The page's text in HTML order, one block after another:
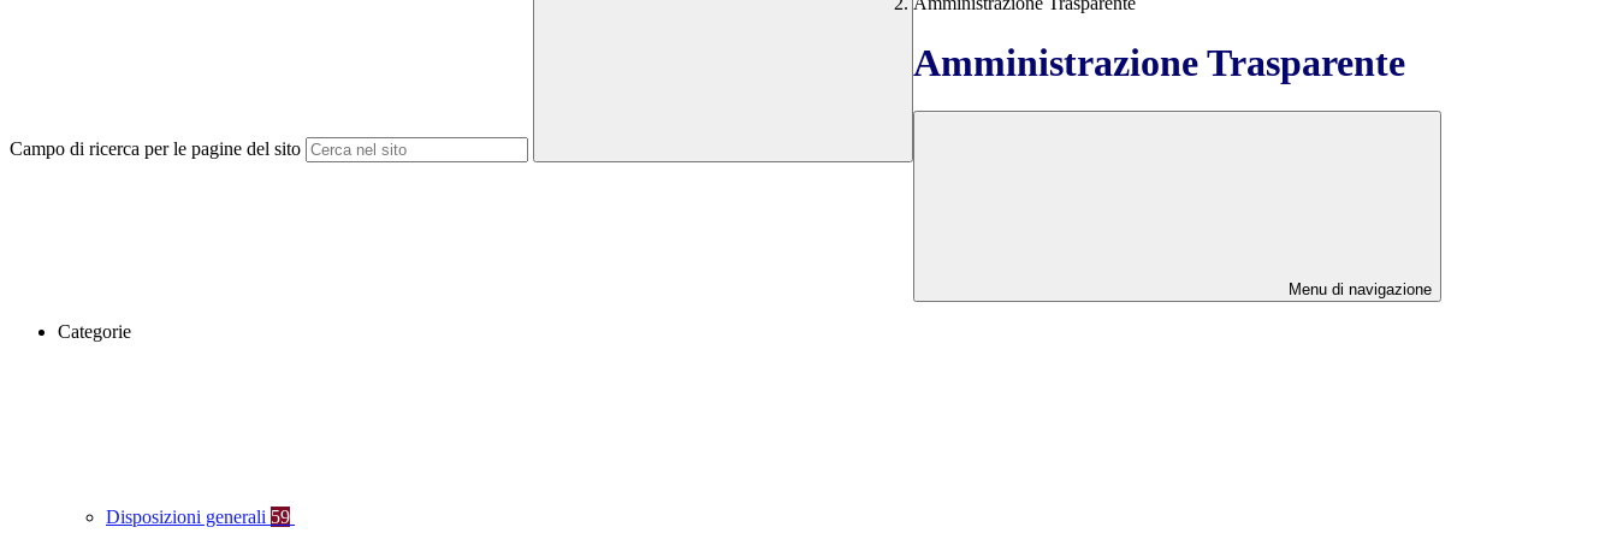
Campo di ricerca per le pagine del sito
Amministrazione Trasparente
Menu di navigazione
Categorie
Disposizioni generali 59